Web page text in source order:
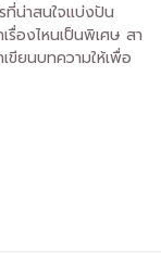
ที่น่าสนใจแบ่งปัน
รื่องไหนเป็นพิเศษ สา
ขียนบทความให้เพื่อ